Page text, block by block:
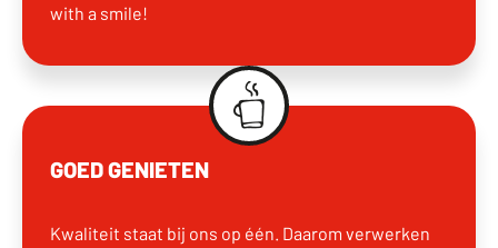
with a smile!
GOED GENIETEN
Kwaliteit staat bij ons op één. Daarom verwerken